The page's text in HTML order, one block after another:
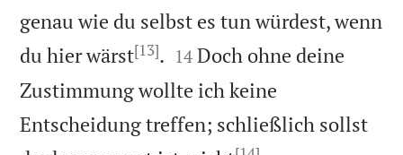
genau wie du selbst es tun würdest, wenn
du hier wärst[13]. 

14 Doch ohne deine
Zustimmung wollte ich keine
Entscheidung treffen; schließlich sollst